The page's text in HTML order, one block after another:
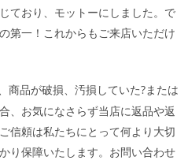
ており、モットーにしました。で
第一！これからもご来店いただけ
商品が破損、汚損していた?または
、お気になさらず当店に返品や返
信頼は私たちにとって何より大切
り保障いたします。お問い合わせ